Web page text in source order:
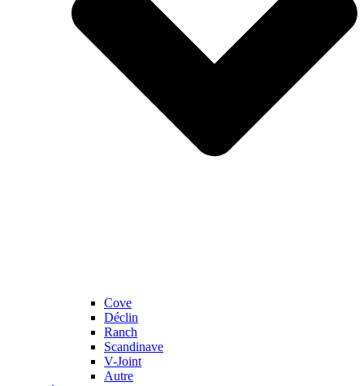
Cove
Déclin
Ranch
Scandinave
V-Joint
Autre